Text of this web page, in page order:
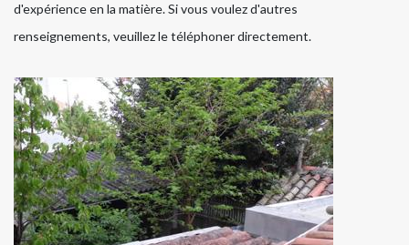
d'expérience en la matière. Si vous voulez d'autres
renseignements, veuillez le téléphoner directement.